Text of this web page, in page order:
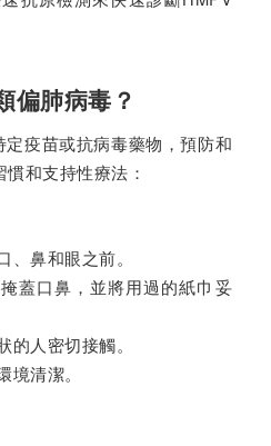
偏肺病毒？
疫苗或抗病毒藥物，預防和
和支持性療法：
鼻和眼之前。
蓋口鼻，並將用過的紙巾妥
人密切接觸。
清潔。